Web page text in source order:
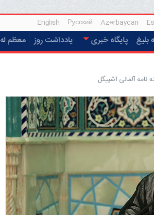
Azərbaycan
Русский
English
بلیغ پایگاه خبری یادداشت روز معظم له
نامه آلمانى اشپیگل